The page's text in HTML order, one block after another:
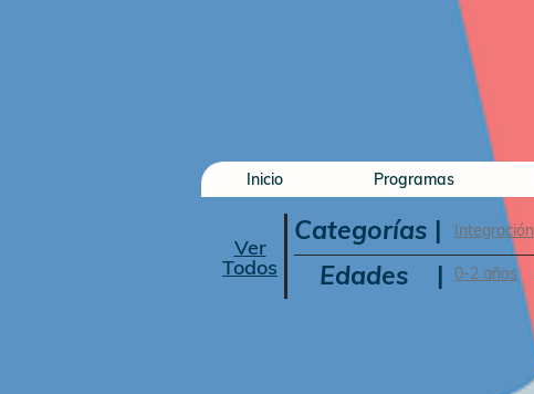
Inicio Programas
Ver
Todos
Categorías | Integración
Edades | 0-2 años